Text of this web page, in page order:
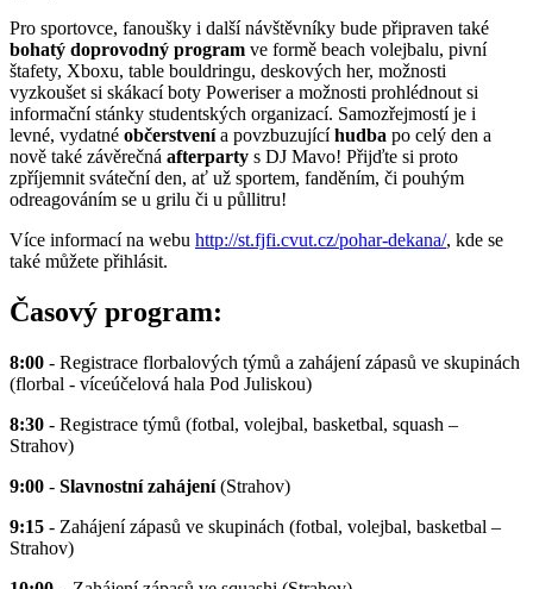
Pro sportovce, fanoušky i další návštěvníky bude připraven také
bohatý doprovodný program ve formě beach volejbalu, pivní
štafety, Xboxu, table bouldringu, deskových her, možnosti
vyzkoušet si skákací boty Poweriser a možnosti prohlédnout si
informační stánky studentských organizací. Samozřejmostí je i
levné, vydatné občerstvenía povzbuzujícíhudba po celý den a
nově také závěrečná afterparty s DJ Mavo! Přijďte si proto
zpříjemnit sváteční den, ať už sportem, fanděním, či pouhým
odreagováním se u grilu či u půllitru!
Více informací na webu http://st.fjfi.cvut.cz/pohar-dekana/, kde se
také můžete přihlásit.
Časový program:
8:00 - Registrace florbalových týmů a zahájení zápasů ve skupinách
(florbal - víceúčelová hala Pod Juliskou)
8:30 - Registrace týmů (fotbal, volejbal, basketbal, squash –
Strahov)
9:00 - Slavnostní zahájení(Strahov)
9:15 - Zahájení zápasů ve skupinách (fotbal, volejbal, basketbal –
Strahov)